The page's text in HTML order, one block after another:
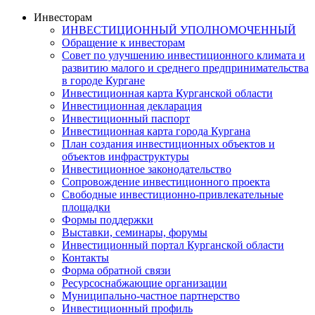
Инвесторам
ИНВЕСТИЦИОННЫЙ УПОЛНОМОЧЕННЫЙ
Обращение к инвесторам
Совет по улучшению инвестиционного климата и
развитию малого и среднего предпринимательства
в городе Кургане
Инвестиционная карта Курганской области
Инвестиционная декларация
Инвестиционный паспорт
Инвестиционная карта города Кургана
План создания инвестиционных объектов и
объектов инфраструктуры
Инвестиционное законодательство
Сопровождение инвестиционного проекта
Свободные инвестиционно-привлекательные
площадки
Формы поддержки
Выставки, семинары, форумы
Инвестиционный портал Курганской области
Контакты
Форма обратной связи
Ресурсоснабжающие организации
Муниципально-частное партнерство
Инвестиционный профиль